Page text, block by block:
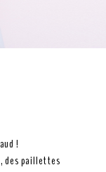
!
des paillettes